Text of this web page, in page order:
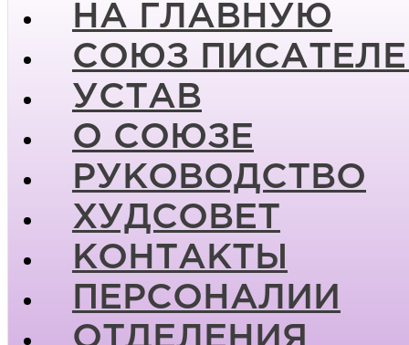
НА ГЛАВНУЮ
СОЮЗ
УСТАВ
О СОЮЗЕ
РУКОВОДСТВО
ХУДСОВЕТ
КОНТАКТЫ
ПЕРСОНАЛИИ
ОТДЕЛЕНИЯ